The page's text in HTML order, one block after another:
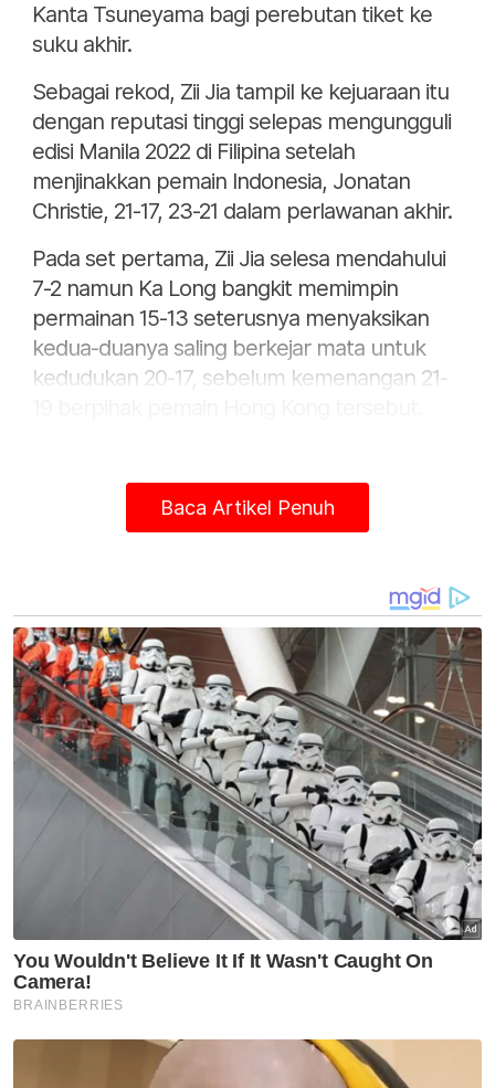
Kanta Tsuneyama bagi perebutan tiket ke
suku akhir.
Sebagai rekod, Zii Jia tampil ke kejuaraan itu
dengan reputasi tinggi selepas mengungguli
edisi Manila 2022 di Filipina setelah
menjinakkan pemain Indonesia, Jonatan
Christie, 21-17, 23-21 dalam perlawanan akhir.
Pada set pertama, Zii Jia selesa mendahului
7-2 namun Ka Long bangkit memimpin
permainan 15-13 seterusnya menyaksikan
kedua-duanya saling berkejar mata untuk
kedudukan 20-17, sebelum kemenangan 21-
mata untuk kedudukan 10-6, sebelum Ka
Long memimpin permainan 14-10
Terdahulu, seorang lagi pemain
perseorangan negara, Ng Tze Yong tewas
kepada pemain Hong Kong, China Lee Cheuk
Sementara itu, pemain Singapura, Loh Kean
Baca Artikel Penuh